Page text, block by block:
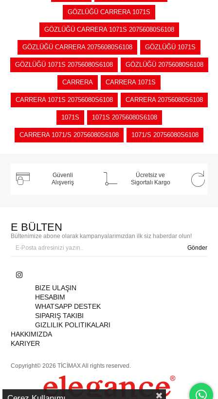
GÖZLÜĞÜ CARRERA 1071S
GÖZLÜĞÜ CARRERA 1071S 20756080S6108
GÖZLÜĞÜ CARRERA 20756080S6108 GÖZLÜĞÜ 1071S
GÖZLÜĞÜ 1071S 20756080S6108 GÖZLÜĞÜ 20756080S6108
CARRERA CARRERA 1071S
CARRERA 1071S 20756080S6108 CARRERA 20756080S6108
1071S 1071S 20756080S6108
CARRERA 1071/S 20756080S6108 1071/S 20756080S6108
Güvenli
Alışveriş
Ücretsiz ve
Sigortalı Kargo
E BÜLTEN
Bültenimize abone olarak kampanyalarımızdan ilk siz haberdar olun!
Gönder
BIZE ULAŞIN
HESABIM
WHATSAPP DESTEK
SIPARIŞ TAKIBI
GIZLILIK POLITIKALARI
HAKKIMIZDA
KARIYER
Copyright© 2026 TİCİMAX All rights reserved.